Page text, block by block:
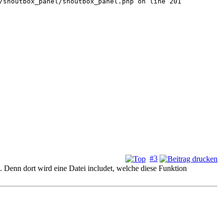
#3
Denn dort wird eine Datei includet, welche diese Funktion